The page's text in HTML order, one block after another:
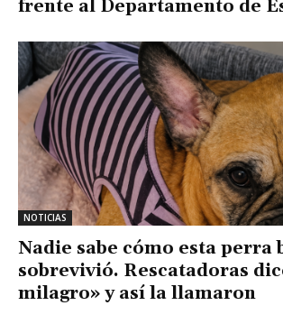
frente al Departamento de
NOTICIAS
Nadie sabe cómo esta perra
sobrevivió. Rescatadoras
milagro» y así la llamaron